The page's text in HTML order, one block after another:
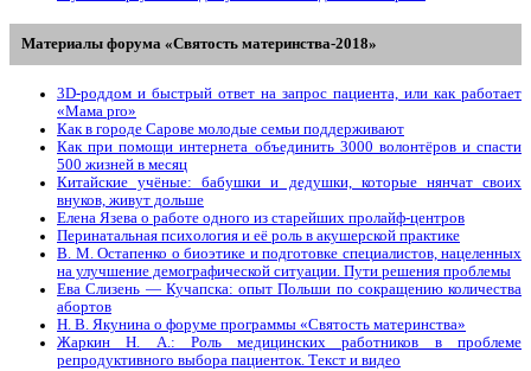
Материалы форума «Святость материнства-2018»
3D-роддом и быстрый ответ на запрос пациента, или как работает
«Мама prо»
Как в городе Сарове молодые семьи поддерживают
Как при помощи интернета объединить 3000 волонтёров и спасти
500 жизней в месяц
Китайские учёные: бабушки и дедушки, которые нянчат своих
внуков, живут дольше
Елена Язева о работе одного из старейших пролайф-центров
Перинатальная психология и её роль в акушерской практике
В. М. Остапенко о биоэтике и подготовке специалистов, нацеленных
на улучшение демографической ситуации. Пути решения проблемы
Ева Слизень — Кучапска: опыт Польши по сокращению количества
абортов
Н. В. Якунина о форуме программы «Святость материнства»
Жаркин Н. А.: Роль медицинских работников в проблеме
репродуктивного выбора пациенток. Tекст и видео